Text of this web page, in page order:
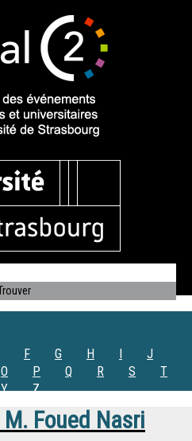
F G H I
J
O P Q R S
T
Y Z
M. Foued Nasri